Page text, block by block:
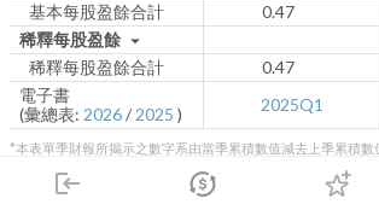
login
市場
基本每股盈餘合計 0.47
稀釋每股盈餘 arrow_drop_down
稀釋每股盈餘合計 0.47
電子書
(彙總表: 2026/ 2025 ) 2025Q1
*本表單季財報所揭示之數字系由當季累積數值減去上季累積數